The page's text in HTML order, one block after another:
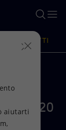
intelligenza
PRODOTTI
2020
aiutarti